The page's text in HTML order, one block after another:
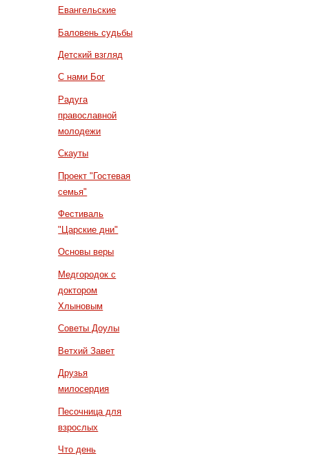
Евангельские
Баловень судьбы
Детский взгляд
С нами Бог
Радуга
православной
молодежи
Скауты
Проект "Гостевая
семья"
Фестиваль
"Царские дни"
Основы веры
Медгородок с
доктором
Хлыновым
Советы Доулы
Ветхий Завет
Друзья
милосердия
Песочница для
взрослых
Что день